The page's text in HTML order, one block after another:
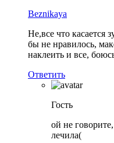
Beznikaya
Не,все что касается
бы не нравилось,
наклеить и все,
Ответить
Гость
ой не
лечила(